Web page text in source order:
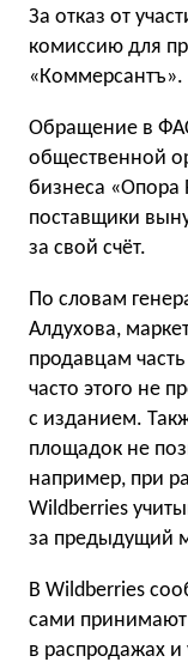
За отказ от
комиссию для
«Коммерсантъ».
Обращение в
общественной
бизнеса «Опора
поставщики
за свой счёт.
По словам
Алдухова,
продавцам
часто этого не
с изданием.
площадок не
например, при
Wildberries
за предыдущий
В Wildberries
сами
в распродажах